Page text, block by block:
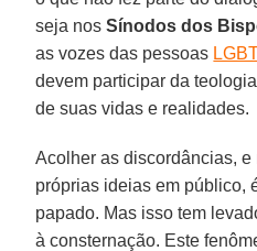
seja nosSínodos dos
as vozes das pessoas
devem participar da
de suas vidas e realidades.
Acolher as discordâncias,
próprias ideias em público,
papado. Mas isso tem
à consternação. Este